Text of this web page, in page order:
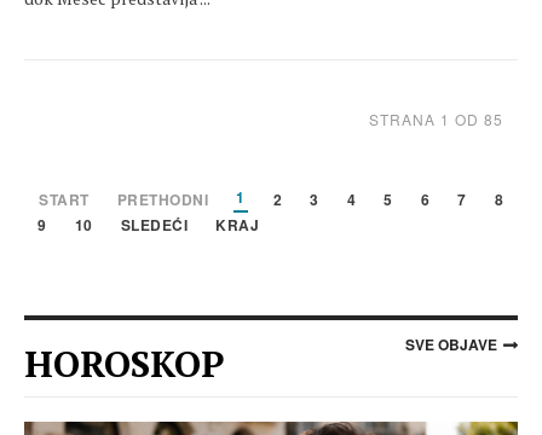
STRANA 1 OD 85
START PRETHODNI 1 2 3 4 5 6 7
8
9
10 SLEDEĆI KRAJ
HOROSKOP SVE OBJAVE